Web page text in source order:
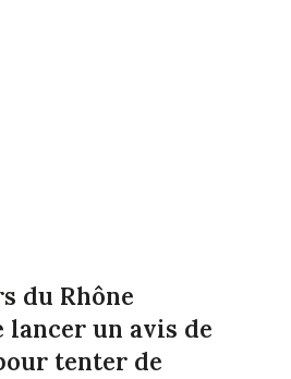
du Rhône
lancer un avis de
tenter de